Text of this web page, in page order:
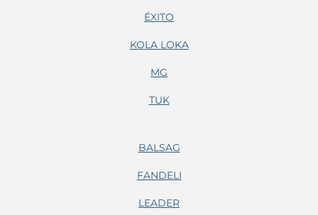
ÉXITO
KOLA LOKA
MG
TUK
BALSAG
FANDELI
LEADER